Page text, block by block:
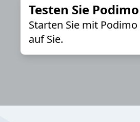
Testen Sie
Starten Sie mit
auf Sie.